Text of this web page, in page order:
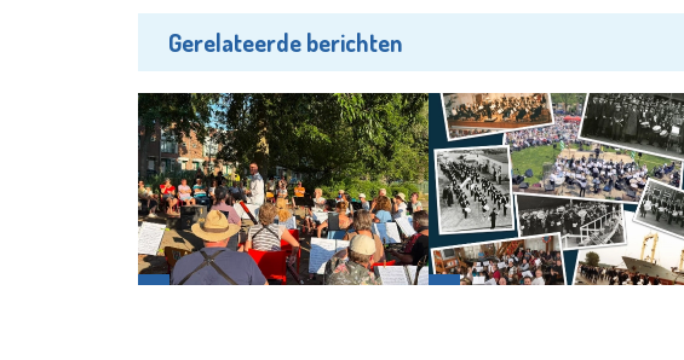
Gerelateerde berichten
Uit Uit